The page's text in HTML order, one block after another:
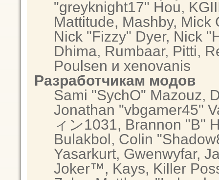
"greyknight17" Hou,
Mattitude, Mashby,
Nick "Fizzy" Dyer, Nick
Dhima, Rumbaar, Pitti,
Poulsen и xenovanis
Разработчикам модов
Sami "SychO" Mazouz,
Jonathan "vbgamer45"
ィン1031, Brannon "B"
Bulakbol, Colin
Yasarkurt, Gwenwyfar,
Joker™, Kays, Killer